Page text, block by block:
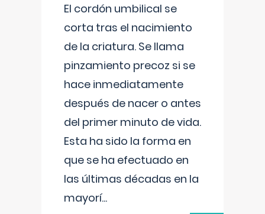
El cordón umbilical se
corta tras el nacimiento
de la criatura. Se llama
pinzamiento precoz si se
hace inmediatamente
después de nacer o antes
del primer minuto de vida.
Esta ha sido la forma en
que se ha efectuado en
las últimas décadas en la
mayorí...